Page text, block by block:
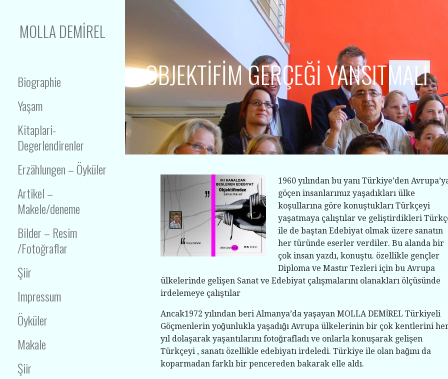
MOLLA DEMIREL
Biographie
Yaşam
Kitaplari-
Degerlendirenler
Erzählungen – Öyküler
Artikel –
Makele/deneme
Bilder – Resim
/Fotoğraflar
Şiir
Impressum
Öyküler
Makale
Şiir
OBJEKTİFİM GERÇEĞİ YANSITMALI
1960 yılından bu yanı Türkiye’den
göçen insanlarımız yaşadıkları ülke
koşullarına göre konuştukları Türkçeyi
yaşatmaya çalıştılar ve geliştirdikleri
ile de baştan Edebiyat olmak üzere sanatın
her türünde eserler verdiler. Bu alanda bir
çok insan yazdı, konuştu. özellikle gençler
Diploma ve Mastır Tezleri için bu Avrupa
ülkelerinde gelişen Sanat ve Edebiyat çalışmalarını olanakları ölçüsünde
irdelemeye çalıştılar
Ancak1972 yılından beri Almanya’da yaşayan MOLLA DEMİREL Türkiyeli
Göçmenlerin yoğunlukla yaşadığı Avrupa ülkelerinin bir çok kentlerini
yıl dolaşarak yaşantılarını fotoğrafladı ve onlarla konuşarak gelişen
Türkçeyi , sanatı özellikle edebiyatı irdeledi. Türkiye ile olan bağını da
koparmadan farklı bir pencereden bakarak elle aldı.